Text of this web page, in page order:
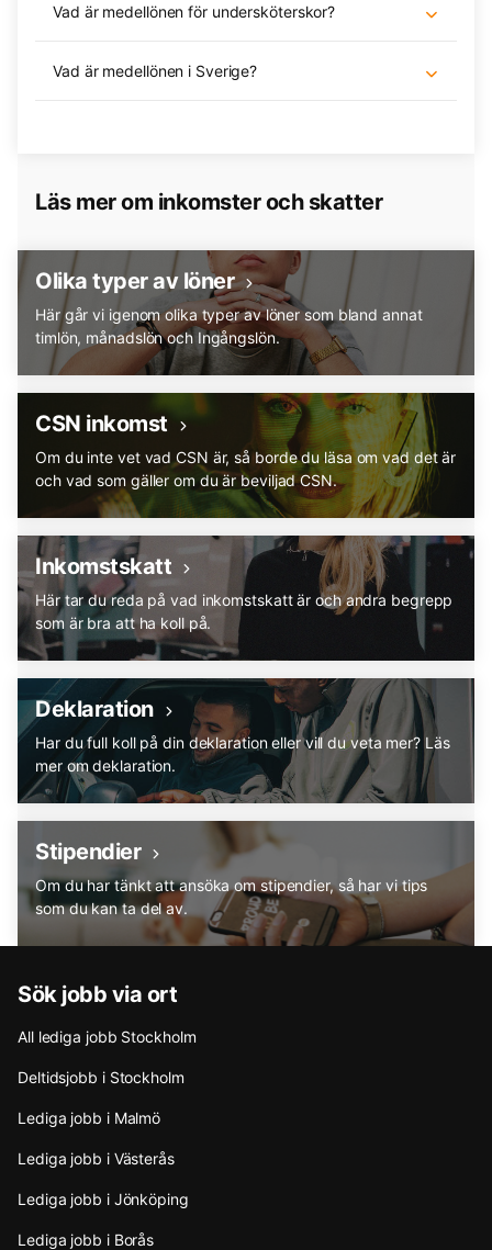
Vad är medellönen för undersköterskor?
Vad är medellönen i Sverige?
Läs mer om inkomster och skatter
Olika typer av löner
Här går vi igenom olika typer av löner som bland annat
timlön, månadslön och Ingångslön.
CSN inkomst
Om du inte vet vad CSN är, så borde du läsa om vad det är
och vad som gäller om du är beviljad CSN.
Inkomstskatt
Här tar du reda på vad inkomstskatt är och andra begrepp
som är bra att ha koll på.
Deklaration
Har du full koll på din deklaration eller vill du veta mer? Läs
mer om deklaration.
Stipendier
Om du har tänkt att ansöka om stipendier, så har vi tips
som du kan ta del av.
Sök jobb via ort
All lediga jobb Stockholm
Deltidsjobb i Stockholm
Lediga jobb i Malmö
Lediga jobb i Västerås
Lediga jobb i Jönköping
Lediga jobb i Borås